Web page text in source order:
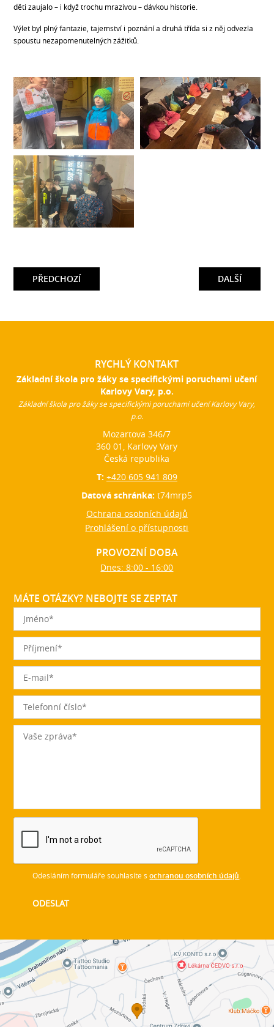
děti zaujalo – i když trochu mrazivou – dávkou historie.
Výlet byl plný fantazie, tajemství i poznání a druhá třída si z něj odvezla
spoustu nezapomenutelných zážitků.
DALŠÍ
PŘEDCHOZÍ
RYCHLÝ KONTAKT
Základní škola pro žáky se specifickými poruchami učení
Karlovy Vary, p.o.
Základní škola pro žáky se specifickými poruchami učení Karlovy Vary,
p.o.
Mozartova 346/7
360 01, Karlovy Vary
Česká republika
T: +420 605 941 809
Datová schránka:t74mrp5
Ochrana osobních údajů
Prohlášení o přístupnosti
PROVOZNÍ DOBA
Dnes: 8:00 - 16:00
MÁTE OTÁZKY? NEBOJTE SE ZEPTAT
Odesláním formuláře souhlasíte sochranou osobních údajů